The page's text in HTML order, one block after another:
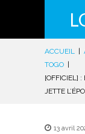
ACCUEIL
TOGO
[OFFICIEL] :
JETTE
13 avril